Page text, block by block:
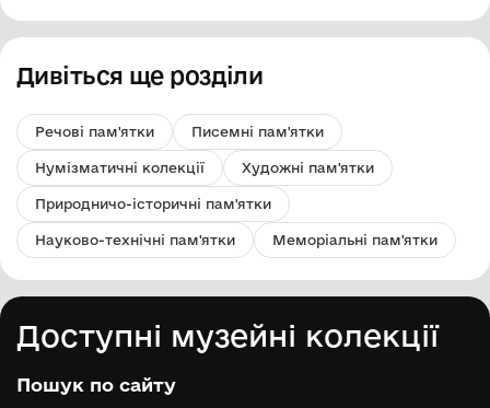
Дивіться ще розділи
Речові пам'ятки Писемні пам'ятки
Нумізматичні колекції Художні пам'ятки
Природничо-історичні пам'ятки
Науково-технічні пам'ятки Меморіальні пам'ятки
Доступні музейні колекції
Пошук по сайту